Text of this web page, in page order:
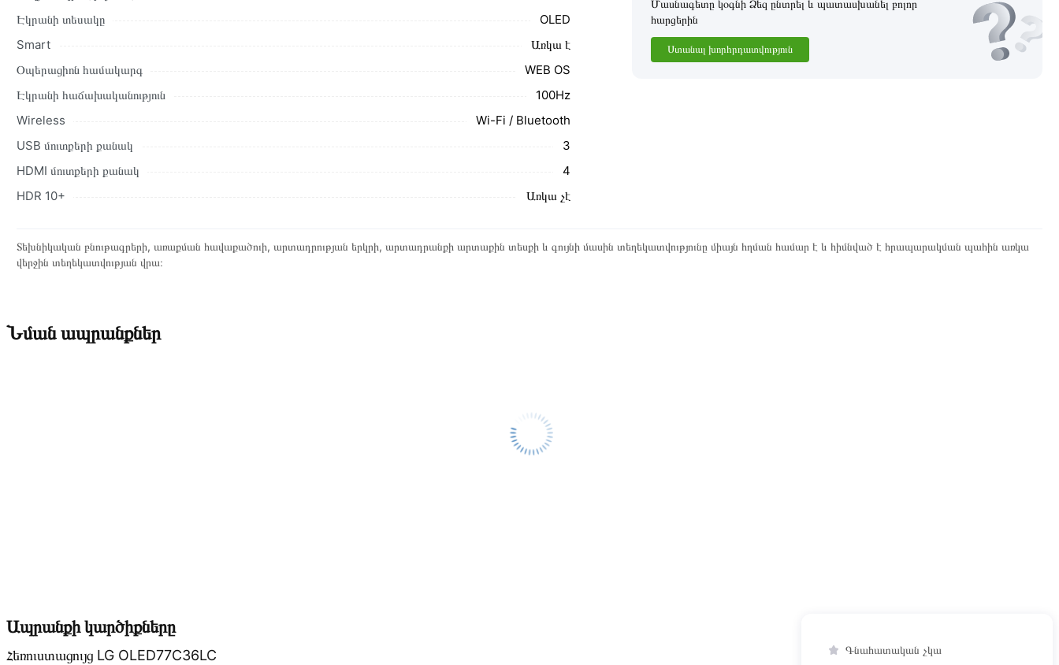
Էկրանի տեսակը
OLED
Smart
Առկա է
Օպերացիոն համակարգ
WEB OS
Էկրանի հաճախականություն
100Hz
Wireless
Wi-Fi / Bluetooth
USB մուտքերի քանակ
3
HDMI մուտքերի քանակ
4
HDR 10+
Առկա չէ
Մասնագետը կօգնի Ձեզ ընտրել և պատասխանել բոլոր
հարցերին
Ստանալ խորհրդատվություն
Տեխնիկական բնութագրերի, առաքման հավաքածուի, արտադրության երկրի, արտադրանքի արտաքին տեսքի և գույնի մասին տեղեկատվությունը միայն հղման համար է և հիմնված է հրապարակման պահին առկա
վերջին տեղեկատվության վրա։
Նման ապրանքներ
Ապրանքի կարծիքները
Հեռուստացույց LG OLED77C36LC Գնահատական չկա